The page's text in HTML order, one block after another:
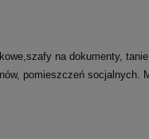
na dokumenty,
pomieszczeń socjalnych.